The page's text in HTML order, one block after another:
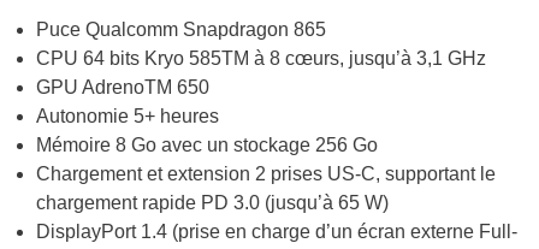
Puce Qualcomm Snapdragon 865
CPU 64 bits Kryo 585TM à 8 cœurs, jusqu’à 3,1 GHz
GPU AdrenoTM 650
Autonomie 5+ heures
Mémoire 8 Go avec un stockage 256 Go
Chargement et extension 2 prises US-C, supportant le
chargement rapide PD 3.0 (jusqu’à 65 W)
DisplayPort 1.4 (prise en charge d’un écran externe Full-